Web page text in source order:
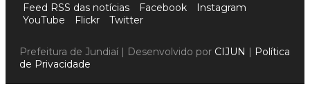
Feed RSS das notícias Facebook
Instagram
YouTube
Flickr Twitter
Prefeitura de Jundiaí | Desenvolvido por CIJUN | Política
de Privacidade